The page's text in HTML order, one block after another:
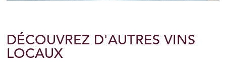
DÉCOUVREZ D'AUTRES VINS
LOCAUX